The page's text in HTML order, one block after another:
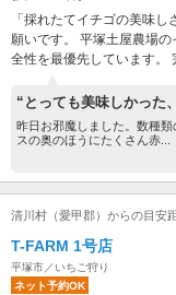
「採れたてイチゴの美味
願いです。 平塚土屋農場
全性を最優先しています。
“とっても美味しかった
昨日お邪魔しました。数種
スの奥のほうにたくさん赤...
清川村（愛甲郡）からの目安
T-FARM 1号店
平塚市／いちご狩り
ネット予約OK